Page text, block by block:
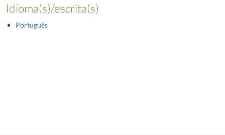
Idioma(s)/escrita(s)
Português